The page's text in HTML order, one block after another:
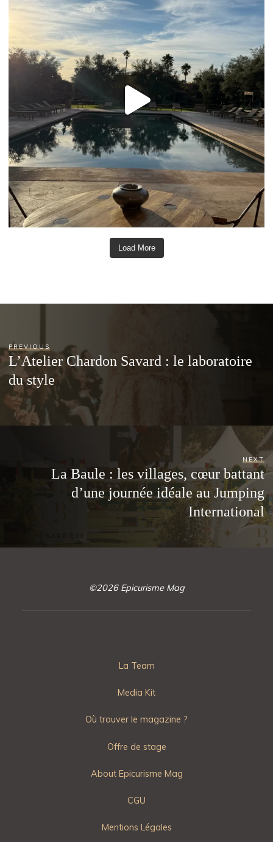
Load More
PREVIOUS
L’Atelier Chardon Savard : le laboratoire
du style
NEXT
La Baule : les villages, cœur battant
d’une journée idéale au Jumping
International
©2026 Epicurisme Mag
La Team
Media Kit
Où trouver le magazine ?
Offre de stage
About Epicurisme Mag
CGU
Mentions Légales